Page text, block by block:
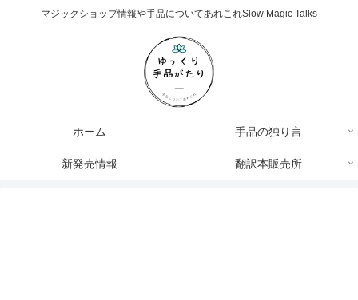
マジックショップ情報や手品についてあれこれSlow Magic Talks
ホーム 手品の独り言
新発売情報 翻訳本販売所